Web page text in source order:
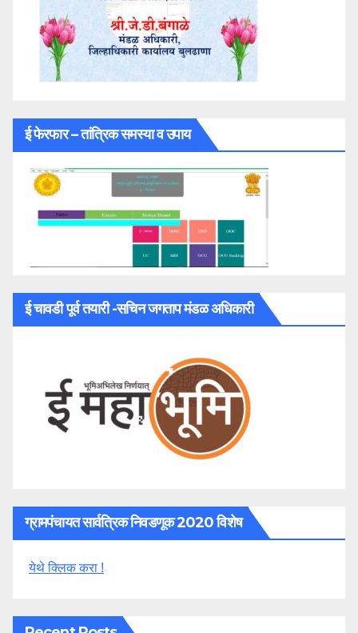
ई फेरफार – तांत्रिक समस्या व उपाय
ई चावडी पूर्व तयारी -सचिन जगताप मंडळ अधिकारी
ग्रामपंचायत सार्वत्रिक निवडणूक 2020 विशेष
येथे क्लिक करा !